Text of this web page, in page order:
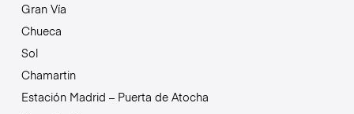
Gran Vía
Chueca
Sol
Chamartin
Estación Madrid – Puerta de Atocha